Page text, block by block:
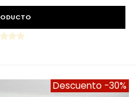
Descuento -30%